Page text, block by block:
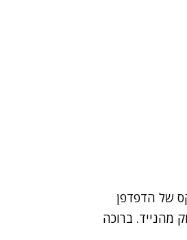
של הדפדפן
מהנייד. ברוכה